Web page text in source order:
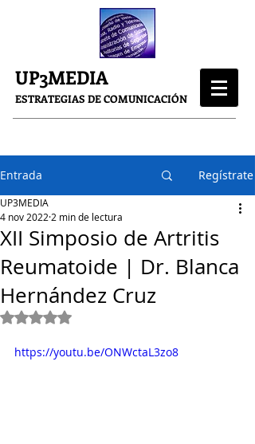
UP3MEDIA
ESTRATEGIAS DE COMUNICACIÓN
Entrada Regístrate
XII Simposio de Artritis
Reumatoide | Dr. Blanca
Hernández Cruz
UP3MEDIA
4 nov 2022 2 min de lectura
Obtuvo NaN de 5 estrellas.
https://youtu.be/ONWctaL3zo8